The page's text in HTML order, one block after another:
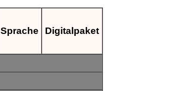
Sprache Digitalpaket